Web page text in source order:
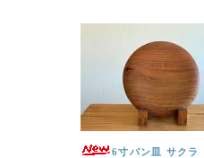
6寸パン皿 サクラ